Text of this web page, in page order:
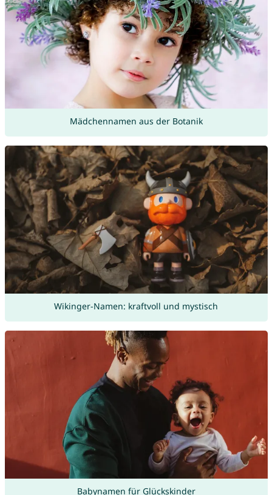
Mädchennamen aus der Botanik
Wikinger-Namen: kraftvoll und mystisch
Babynamen für Glückskinder